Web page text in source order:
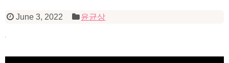
June 3, 2022 윤균상